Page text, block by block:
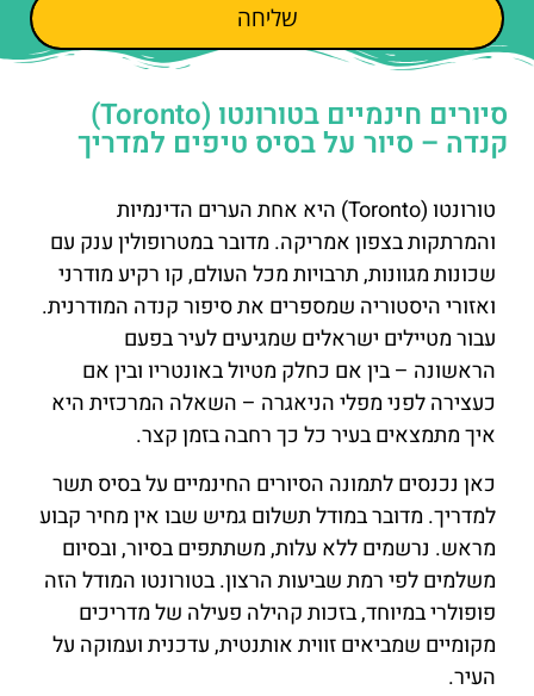
שליחה
סיורים חינמיים בטורונטו (Toronto)
קנדה – סיור על בסיס טיפים למדריך
טורונטו (Toronto) היא אחת הערים הדינמיות
והמרתקות בצפון אמריקה. מדובר במטרופולין ענק עם
שכונות מגוונות, תרבויות מכל העולם, קו רקיע מודרני
ואזורי היסטוריה שמספרים את סיפור קנדה המודרנית.
עבור מטיילים ישראלים שמגיעים לעיר בפעם
הראשונה – בין אם כחלק מטיול באונטריו ובין אם
כעצירה לפני מפלי הניאגרה – השאלה המרכזית היא
איך מתמצאים בעיר כל כך רחבה בזמן קצר.
כאן נכנסים לתמונה הסיורים החינמיים על בסיס תשר
למדריך. מדובר במודל תשלום גמיש שבו אין מחיר קבוע
מראש. נרשמים ללא עלות, משתתפים בסיור, ובסיום
משלמים לפי רמת שביעות הרצון. בטורונטו המודל הזה
פופולרי במיוחד, בזכות קהילה פעילה של מדריכים
מקומיים שמביאים זווית אותנטית, עדכנית ועמוקה על
העיר.